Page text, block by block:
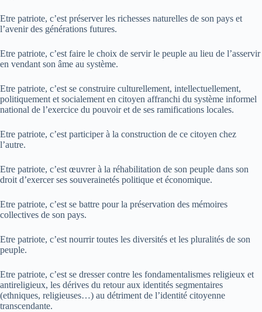
Etre patriote, c’est préserver les richesses naturelles de son pays et
l’avenir des générations futures.
Etre patriote, c’est faire le choix de servir le peuple au lieu de l’asservir
en vendant son âme au système.
Etre patriote, c’est se construire culturellement, intellectuellement,
politiquement et socialement en citoyen affranchi du système informel
national de l’exercice du pouvoir et de ses ramifications locales.
Etre patriote, c’est participer à la construction de ce citoyen chez
l’autre.
Etre patriote, c’est œuvrer à la réhabilitation de son peuple dans son
droit d’exercer ses souverainetés politique et économique.
Etre patriote, c’est se battre pour la préservation des mémoires
collectives de son pays.
Etre patriote, c’est nourrir toutes les diversités et les pluralités de son
peuple.
Etre patriote, c’est se dresser contre les fondamentalismes religieux et
antireligieux, les dérives du retour aux identités segmentaires
(ethniques, religieuses…) au détriment de l’identité citoyenne
transcendante.